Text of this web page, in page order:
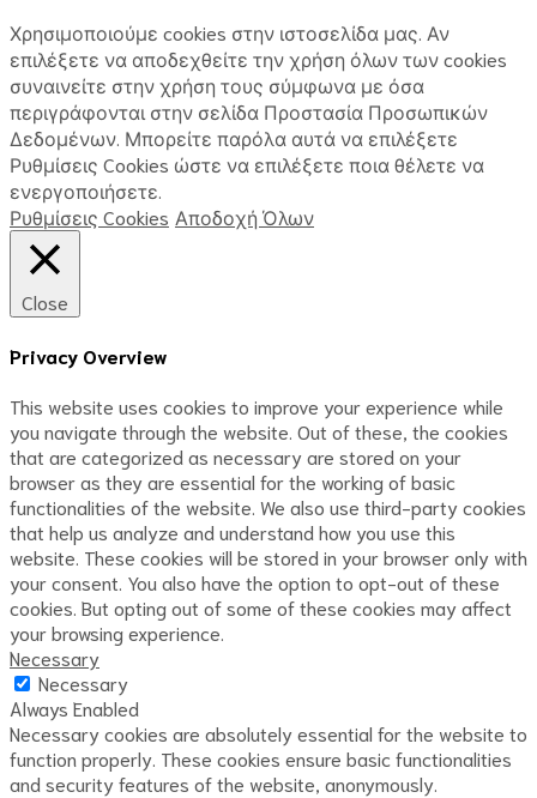
Χρησιμοποιούμε cookies στην ιστοσελίδα μας. Αν
επιλέξετε να αποδεχθείτε την χρήση όλων των cookies
συναινείτε στην χρήση τους σύμφωνα με όσα
περιγράφονται στην σελίδα Προστασία Προσωπικών
Δεδομένων. Μπορείτε παρόλα αυτά να επιλέξετε
Ρυθμίσεις Cookies ώστε να επιλέξετε ποια θέλετε να
ενεργοποιήσετε.
Ρυθμίσεις Cookies Αποδοχή Όλων
Close
Privacy Overview
This website uses cookies to improve your experience while
you navigate through the website. Out of these, the cookies
that are categorized as necessary are stored on your
browser as they are essential for the working of basic
functionalities of the website. We also use third-party cookies
that help us analyze and understand how you use this
website. These cookies will be stored in your browser only with
your consent. You also have the option to opt-out of these
cookies. But opting out of some of these cookies may affect
your browsing experience.
Necessary
Necessary
Always Enabled
Necessary cookies are absolutely essential for the website to
function properly. These cookies ensure basic functionalities
and security features of the website, anonymously.